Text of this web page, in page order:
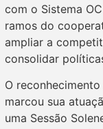
com o Sistema
ramos do
ampliar a
consolidar
O
marcou sua
uma Sessão